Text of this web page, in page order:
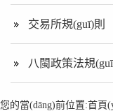
交易所規(guī)則
八閩政策法規
您的當(dāng)前位置:首頁